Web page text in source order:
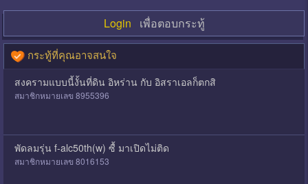
Login เพื่อตอบกระทู้
กระทู้ที่คุณอาจสนใจ
สงครามแบบนี้งั้นที่ดิน​ อิหร่าน​ กับ​ อิสราเอล​ก็ตกสิ
สมาชิกหมายเลข 8955396
พัดลมรุ่น f-alc50th(w) ซื้ มาเปิดไม่ติด
สมาชิกหมายเลข 8016153